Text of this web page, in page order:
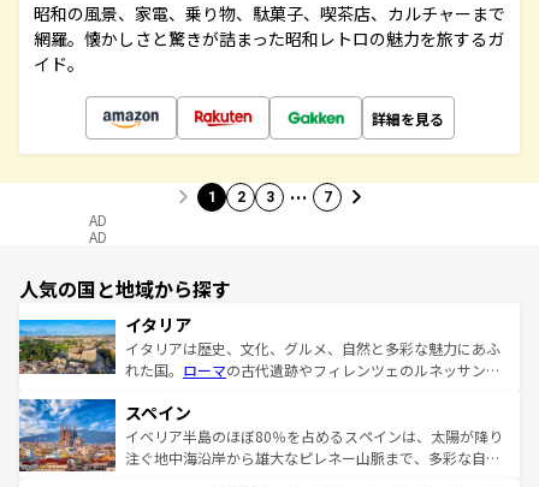
昭和の風景、家電、乗り物、駄菓子、喫茶店、カルチャーまで
網羅。懐かしさと驚きが詰まった昭和レトロの魅力を旅するガ
イド。
詳細を見る
1 2 3 … 7
AD
AD
人気の国と地域から探す
イタリア
イタリアは歴史、文化、グルメ、自然と多彩な魅力にあふ
れた国。 ローマの古代遺跡やフィレンツェのルネッサンス
ろん、トスカーナの美しい田園風景やアマルフィ海岸の絶
景など、自然景観も見逃せない。観光の合間には、本場の
ピザやパスタなど、絶品のイタリア料理を堪能することも
スペイン
イベリア半島のほぼ80％を占めるスペインは、太陽が降り
注ぐ地中海沿岸から雄大なピレネー山脈まで、多彩な自然